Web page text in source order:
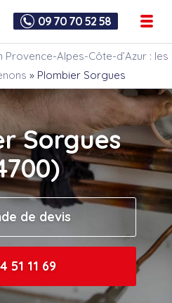
09 70 70 52 58
Provence-Alpes-Côte-d’Azur : les
» Plombier Sorgues
Sorgues
de devis
51 11 69